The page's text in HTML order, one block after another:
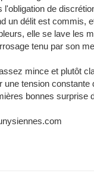
l'obligation de
un délit est commis,
elle se lave les
tenu par son
mince et plutôt
une tension constante
bonnes surprise